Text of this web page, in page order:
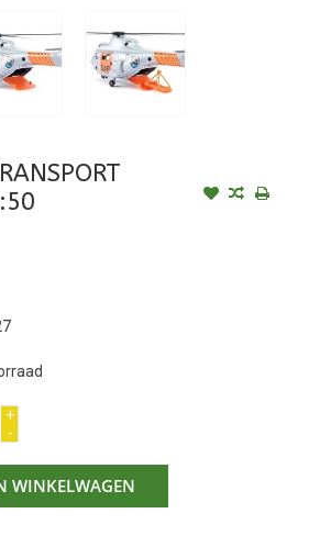
+
-
WINKELWAGEN